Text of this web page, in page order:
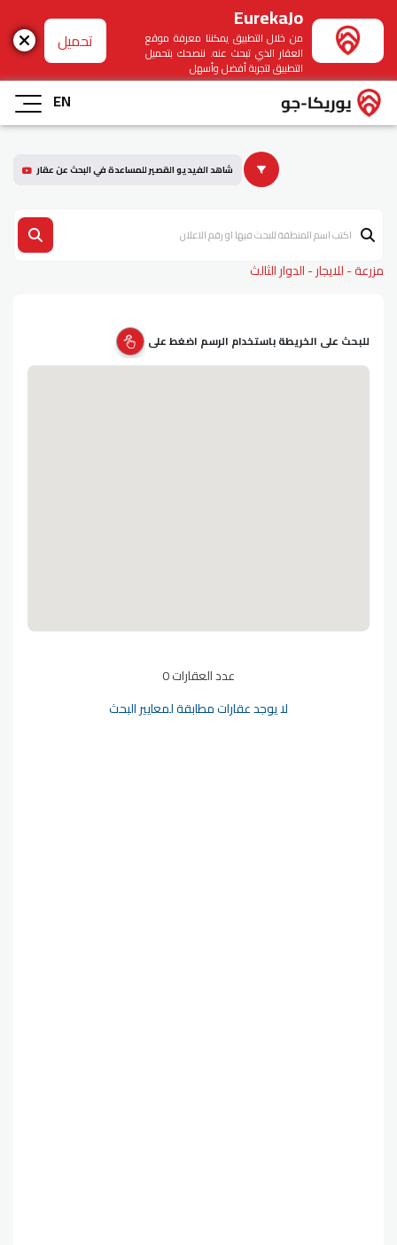
EurekaJo
من خلال التطبيق يمكننا معرفة موقع
العقار الذي تبحث عنه. ننصحك بتحميل
التطبيق لتجربة أفضل وأسهل
تحميل
EN
مزرعة - للايجار - الدوار الثالث
شاهد الفيديو القصير للمساعدة في البحث عن عقار
للبحث على الخريطة باستخدام الرسم اضغط على
عدد العقارات 0
لا يوجد عقارات مطابقة لمعايير البحث